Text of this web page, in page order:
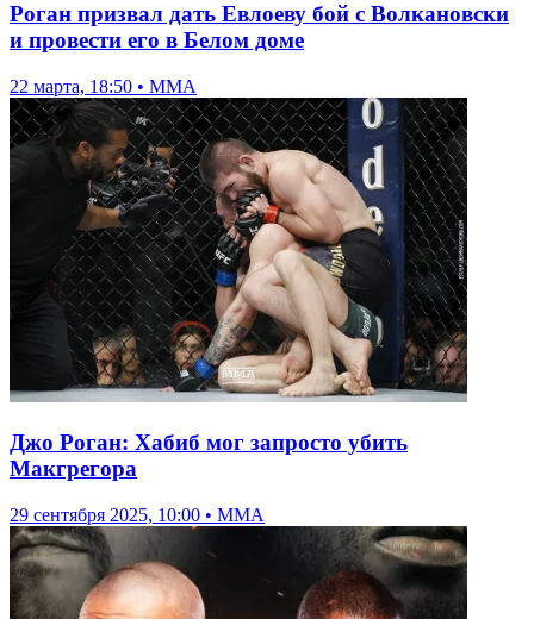
Роган призвал дать Евлоеву бой с Волкановски
и провести его в Белом доме
22 марта, 18:50 • ММА
Джо Роган: Хабиб мог запросто убить
Макгрегора
29 сентября 2025, 10:00 • ММА